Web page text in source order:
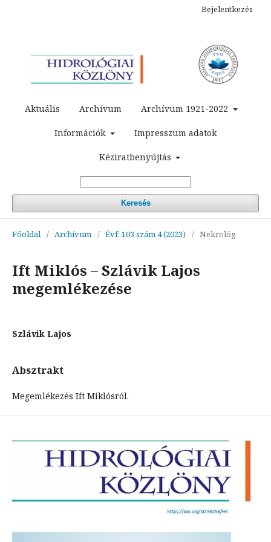
Aktuális Archívum Archívum 1921-2022
Információk Impresszum adatok
Kéziratbenyújtás
Keresés
Bejelentkezés
Főoldal / Archívum / Évf. 103 szám 4 (2023) / Nekrológ
Ift Miklós – Szlávik Lajos
megemlékezése
Szlávik Lajos
Absztrakt
Megemlékezés Ift Miklósról.